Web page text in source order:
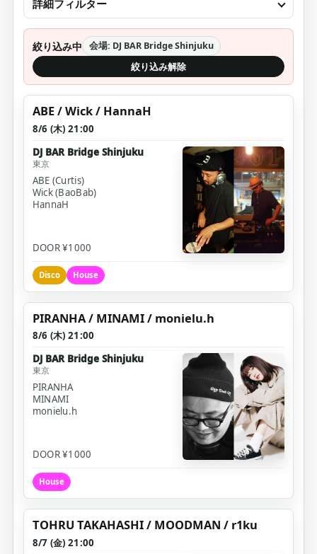
詳細フィルター
絞り込み中 会場: DJ BAR Bridge Shinjuku
絞り込み解除
ABE / Wick / HannaH
8/6 (木) 21:00
DJ BAR Bridge Shinjuku
東京
ABE (Curtis)
Wick (BaoBab)
HannaH
DOOR ¥1000
Disco House
PIRANHA / MINAMI / monielu.h
8/6 (木) 21:00
DJ BAR Bridge Shinjuku
東京
PIRANHA
MINAMI
monielu.h
DOOR ¥1000
House
TOHRU TAKAHASHI / MOODMAN / r1ku
8/7 (金) 21:00